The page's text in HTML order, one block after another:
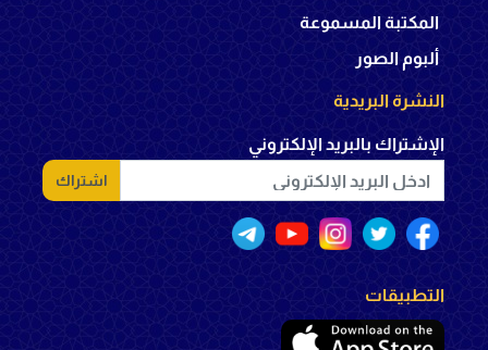
المكتبة المسموعة
ألبوم الصور
النشرة البريدية
الإشتراك بالبريد الإلكتروني
اشتراك
التطبيقات